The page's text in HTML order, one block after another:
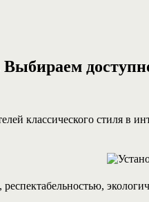
Выбираем
классического стиля в